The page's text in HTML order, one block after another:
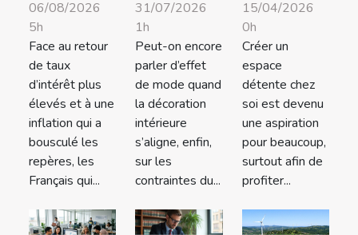
06/08/2026
5h
Face au retour
de taux
d’intérêt plus
élevés et à une
inflation qui a
bousculé les
repères, les
Français qui...
31/07/2026
1h
Peut-on encore
parler d’effet
de mode quand
la décoration
intérieure
s’aligne, enfin,
sur les
contraintes du...
15/04/2026
0h
Créer un
espace
détente chez
soi est devenu
une aspiration
pour beaucoup,
surtout afin de
profiter...